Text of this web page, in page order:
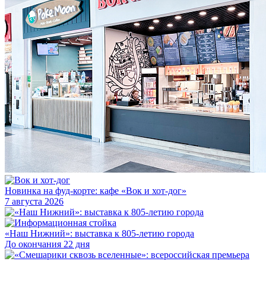
Новинка на фуд-корте: кафе «Вок и хот-дог»
7 августа 2026
«Наш Нижний»: выставка к 805-летию города
До окончания 22 дня